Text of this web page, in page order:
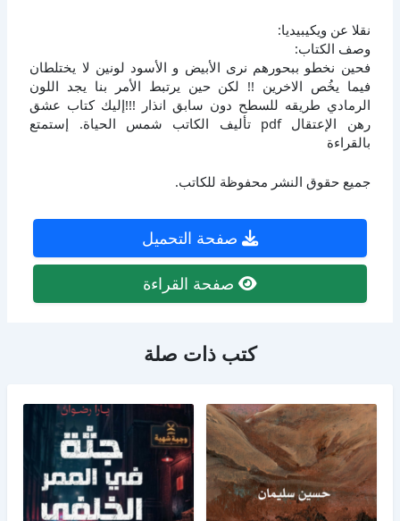
نقلا عن ويكيبيديا:
وصف الكتاب:
فحين نخطو ببحورهم نرى الأبيض و الأسود لونين لا يختلطان
فيما يخُص الاخرين !! لكن حين يرتبط الأمر بنا يجد اللون
الرمادي طريقه للسطح دون سابق انذار !!!إليك كتاب عشق
رهن الإعتقال pdf تأليف الكاتب شمس الحياة. إستمتع
بالقراءة
جميع حقوق النشر محفوظة للكاتب.
صفحة التحميل
صفحة القراءة
كتب ذات صلة